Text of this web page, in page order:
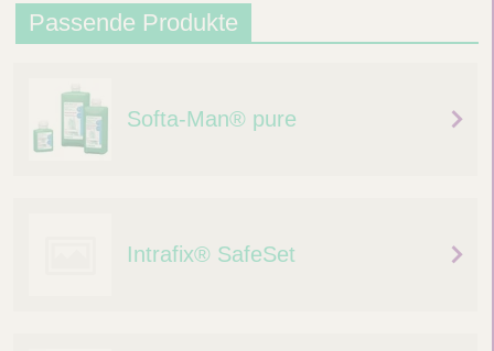
Passende Produkte
Softa-Man® pure
Intrafix® SafeSet